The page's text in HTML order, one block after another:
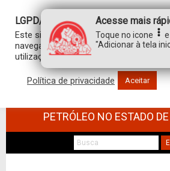
SINDICATO DOS
PETRÓLEO NO ESTADO
LGPD/GDPR
Este site usa cookies para personalizar
navegação. Ao clicar em “aceitar”,
utilização de TODOS os cookies.
Política de privacidade Aceitar
Acesse mais
Toque no icone
"Adicionar à tela